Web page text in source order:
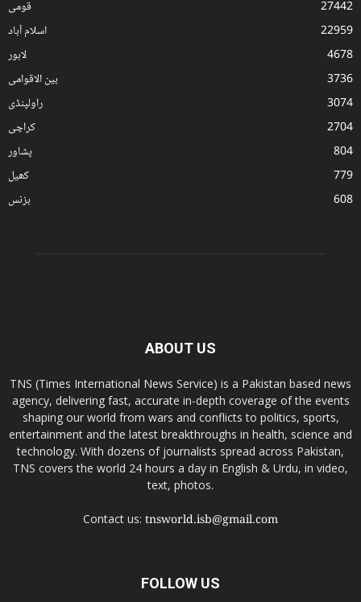
قومی
27442
اسلام آباد
22959
لاہور
4678
بین الاقوامی
3736
راولپنڈی
3074
کراچی
2704
پشاور
804
کھیل
779
بزنس
608
ABOUT US
TNS (Times International News Service) is a Pakistan based news
agency, delivering fast, accurate in-depth coverage of the events
shaping our world from wars and conflicts to politics, sports,
entertainment and the latest breakthroughs in health, science and
technology. With dozens of journalists spread across Pakistan,
TNS covers the world 24 hours a day in English & Urdu, in video,
text, photos.
Contact us: tnsworld.isb@gmail.com
FOLLOW US